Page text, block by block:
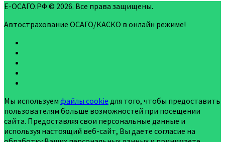
Е-ОСАГО.РФ © 2026. Все права защищены.
Автострахование ОСАГО/КАСКО в онлайн режиме!
Мы используем файлы cookie для того, чтобы предоставить
пользователям больше возможностей при посещении
сайта. Предоставляя свои персональные данные и
используя настоящий веб-сайт, Вы даете согласие на